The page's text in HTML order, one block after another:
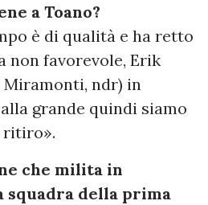
a Toano?
è di qualità e ha retto
non favorevole, Erik
ndr) in
grande quindi siamo
ritiro».
che milita in
squadra della prima